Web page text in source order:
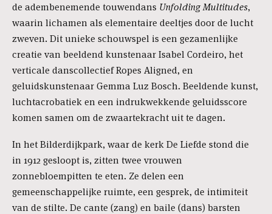
de adembenemende touwendans Unfolding Multitudes,
waarin lichamen als elementaire deeltjes door de lucht
zweven. Dit unieke schouwspel is een gezamenlijke
creatie van beeldend kunstenaar Isabel Cordeiro, het
verticale danscollectief Ropes Aligned, en
geluidskunstenaar Gemma Luz Bosch. Beeldende kunst,
luchtacrobatiek en een indrukwekkende geluidsscore
komen samen om de zwaartekracht uit te dagen.
In het Bilderdijkpark, waar de kerk De Liefde stond die
in 1912 gesloopt is, zitten twee vrouwen
zonnebloempitten te eten. Ze delen een
gemeenschappelijke ruimte, een gesprek, de intimiteit
van de stilte. De cante (zang) en baile (dans) barsten